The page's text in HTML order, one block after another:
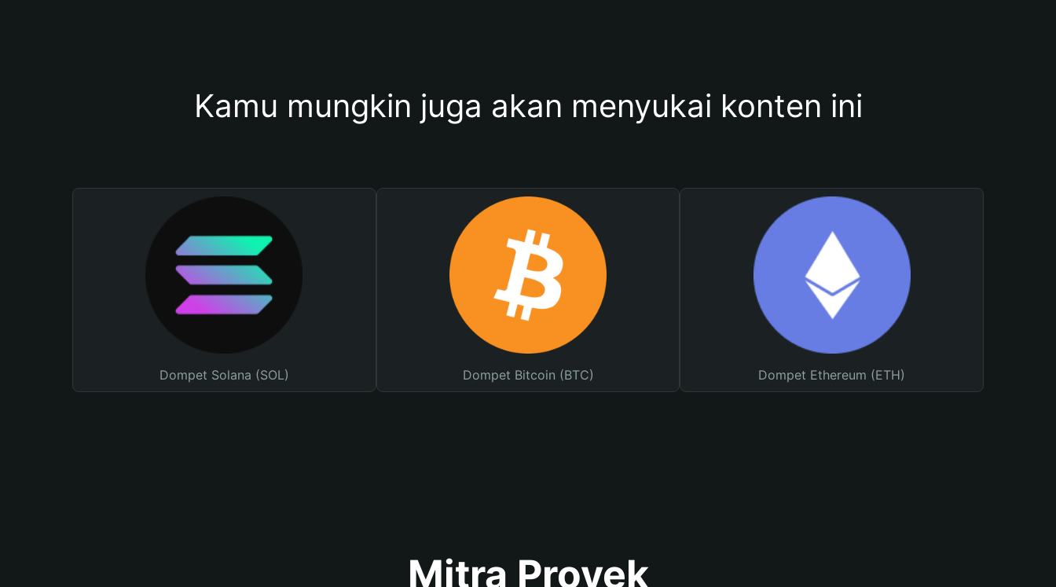
Kamu mungkin juga akan menyukai konten ini
Dompet Solana (SOL) Dompet Bitcoin (BTC) Dompet Ethereum (ETH)
Mitra Proyek